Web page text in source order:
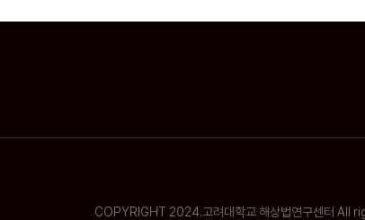
COPYRIGHT 2024.고려대학교 해상법연구센터 All